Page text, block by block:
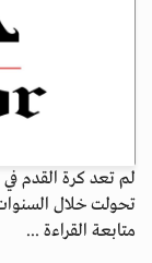
لم تعد كرة القدم
تحولت خلال السنوات
متابعة القراءة ...